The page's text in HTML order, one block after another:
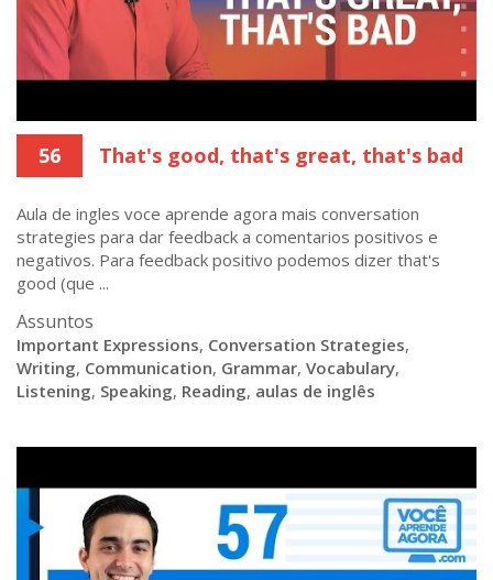
56 That's good, that's great, that's bad
Aula de ingles voce aprende agora mais conversation
strategies para dar feedback a comentarios positivos e
negativos. Para feedback positivo podemos dizer that's
good (que ...
Assuntos
Important Expressions, Conversation Strategies,
Writing, Communication, Grammar, Vocabulary,
Listening, Speaking, Reading, aulas de inglês